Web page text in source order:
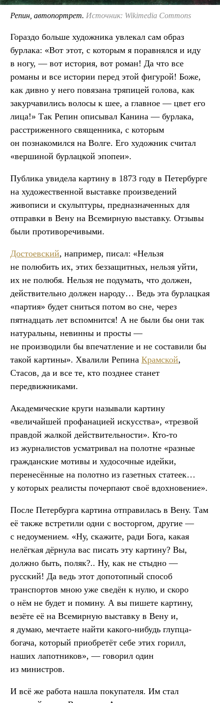
Репин, автопортрет. Источник: Wikimedia Commons
Гораздо больше художника увлекал сам образ
бурлака: «Вот этот, с которым я поравнялся и иду
в ногу, — вот история, вот роман! Да что все
романы и все истории перед этой фигурой! Боже,
как дивно у него повязана тряпицей голова, как
закурчавились волосы к шее, а главное — цвет его
лица!» Так Репин описывал Канина — бурлака,
расстриженного священника, с которым
он познакомился на Волге. Его художник считал
«вершиной бурлацкой эпопеи».
Публика увидела картину в 1873 году в Петербурге
на художественной выставке произведений
живописи и скульптуры, предназначенных для
отправки в Вену на Всемирную выставку. Отзывы
были противоречивыми.
Достоевский, например, писал: «Нельзя
не полюбить их, этих беззащитных, нельзя уйти,
их не полюбя. Нельзя не подумать, что должен,
действительно должен народу… Ведь эта бурлацкая
«партия» будет сниться потом во сне, через
пятнадцать лет вспомнится! А не были бы они так
натуральны, невинны и просты —
не производили бы впечатление и не составили бы
такой картины». Хвалили Репина Крамской,
Стасов, да и все те, кто позднее станет
передвижниками.
Академические круги называли картину
«величайшей профанацией искусства», «трезвой
правдой жалкой действительности». Кто-то
из журналистов усматривал на полотне «разные
гражданские мотивы и худосочные идейки,
перенесённые на полотно из газетных статеек…
у которых реалисты почерпают своё вдохновение».
После Петербурга картина отправилась в Вену. Там
её также встретили одни с восторгом, другие —
с недоумением. «Ну, скажите, ради Бога, какая
нелёгкая дёрнула вас писать эту картину? Вы,
должно быть, поляк?.. Ну, как не стыдно —
русский! Да ведь этот допотопный способ
транспортов мною уже сведён к нулю, и скоро
о нём не будет и помину. А вы пишете картину,
везёте её на Всемирную выставку в Вену и,
я думаю, мечтаете найти какого-нибудь глупца-
богача, который приобретёт себе этих горилл,
наших лапотников», — говорил один
из министров.
И всё же работа нашла покупателя. Им стал